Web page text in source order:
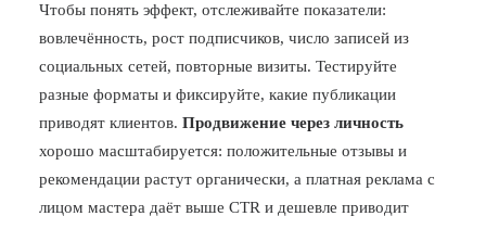
Чтобы понять эффект, отслеживайте показатели:
вовлечённость, рост подписчиков, число записей из
социальных сетей, повторные визиты. Тестируйте
разные форматы и фиксируйте, какие публикации
приводят клиентов. Продвижение через личность
хорошо масштабируется: положительные отзывы и
рекомендации растут органически, а платная реклама с
лицом мастера даёт выше CTR и дешевле приводит